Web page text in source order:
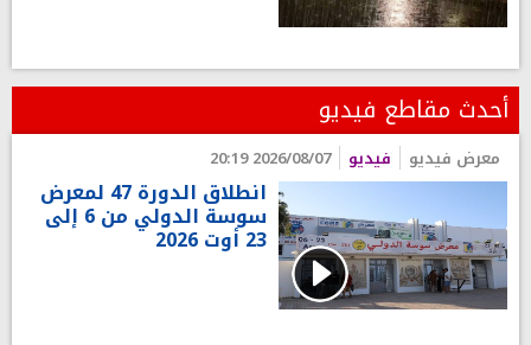
أحدث مقاطع فيديو
معرض فيديو فيديو 2026/08/07 20:19
انطلاق الدورة 47 لمعرض
سوسة الدولي من 6 إلى
23 أوت 2026